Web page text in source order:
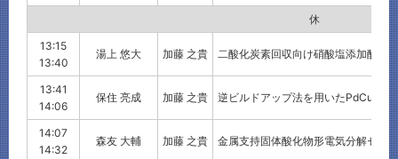
休 憩
13:15
13:40
湯上 悠大 加藤 之貴 二酸化炭素回収向け硝酸塩添加酸化
13:41
14:06
保住 亮成 加藤 之貴 逆ビルドアップ法を用いたPdCu水
14:07
14:32
森友 大輔 加藤 之貴 金属支持固体酸化物形電気分解セル